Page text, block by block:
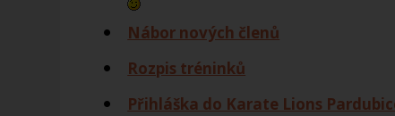
Nábor nových členů
Rozpis tréninků
Přihláška do Karate Lions